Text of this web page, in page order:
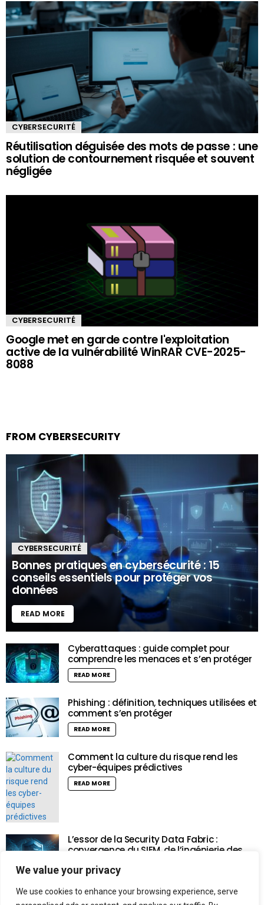
We value your privacy
We use cookies to enhance your browsing experience, serve
CYBERSECURITÉ
Réutilisation déguisée des mots de passe : une
solution de contournement risquée et souvent
négligée
CYBERSECURITÉ
Google met en garde contre l'exploitation
active de la vulnérabilité WinRAR CVE-2025-
8088
FROM CYBERSECURITY
CYBERSECURITÉ
Bonnes pratiques en cybersécurité : 15
conseils essentiels pour protéger vos
données
READ MORE
Cyberattaques : guide complet pour
comprendre les menaces et s’en protéger
READ MORE
Phishing : définition, techniques utilisées et
comment s’en protéger
READ MORE
Comment la culture du risque rend les
cyber-équipes prédictives
READ MORE
L’essor de la Security Data Fabric :
convergence du SIEM, de l’ingénierie des
READ MORE